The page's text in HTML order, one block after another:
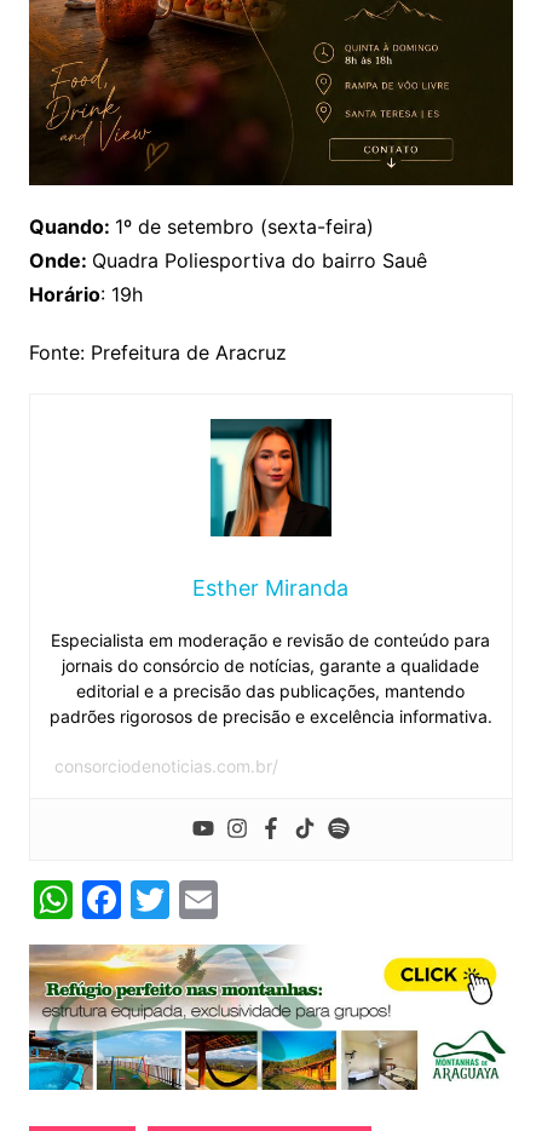
Quando: 1º de setembro (sexta-feira)
Onde: Quadra Poliesportiva do bairro Sauê
Horário: 19h
Fonte: Prefeitura de Aracruz
Esther Miranda
Especialista em moderação e revisão de conteúdo para
jornais do consórcio de notícias, garante a qualidade
editorial e a precisão das publicações, mantendo
padrões rigorosos de precisão e excelência informativa.
consorciodenoticias.com.br/
W
h
at
s
A
p
F
a
c
e
b
o
T
w
itt
er
E
m
ai
l